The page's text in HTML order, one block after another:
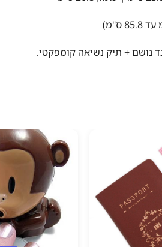
נושם + תיק נשיאה קומפקטי.